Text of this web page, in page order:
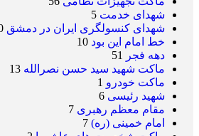
شهدای خدمت 5
شهدای کنسولگری ایران در دمشق
خط امام این بود 10
دهه فجر
51
ماکت شهید سید حسن نصرالله 13
ماکت خودرو 1
شهید رئیسی 6
مقام معظم رهبری 7
امام خمینی (ره) 7